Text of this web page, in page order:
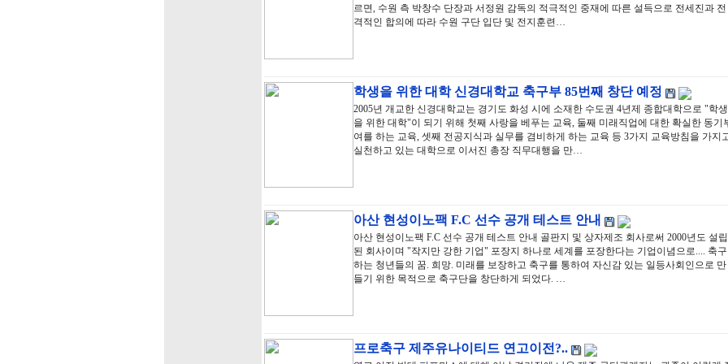
르면, 수원 측 박창수 단장과 서정원 감독의 적극적인 중재에 따른 설득으로 전세진과 전
격적인 합의에 따라 수원 구단 입단 및 전지훈련…
학생을 위한 대학 신경대학교 축구부 85번째 창단 예정
2005년 개교한 신경대학교는 경기도 화성 시에 소재한 수도권 4년제 종합대학으로 "학생
을 위한 대학"이 되기 위해 첫째 사랑을 베푸는 교육, 둘째 미래직업에 대한 확실한 동기
여를 하는 교육, 셋째 전공지식과 실무를 겸비하게 하는 교육 등 3가지 교육방침을 가지
실천하고 있는 대학으로 이서진 총장 직무대행을 만…
아산 현성이노팩 F.C 선수 공개 테스트 안내
아산 현성이노팩 F.C 선수 공개 테스트 안내 골판지 및 상자제조 회사로써 2000년도 설립
된 회사이며 "작지만 강한 기업" 포장지 하나로 세계를 포장한다는 기업이념으로.... 축구
하는 청년들의 꿈. 희망. 미래를 보장하고 축구를 통하여 자신감 있는 일등사회인으로 만
들기 위한 목적으로 축구단을 창단하게 되었다. …
프로축구 제주유나이티드 연고이전?..